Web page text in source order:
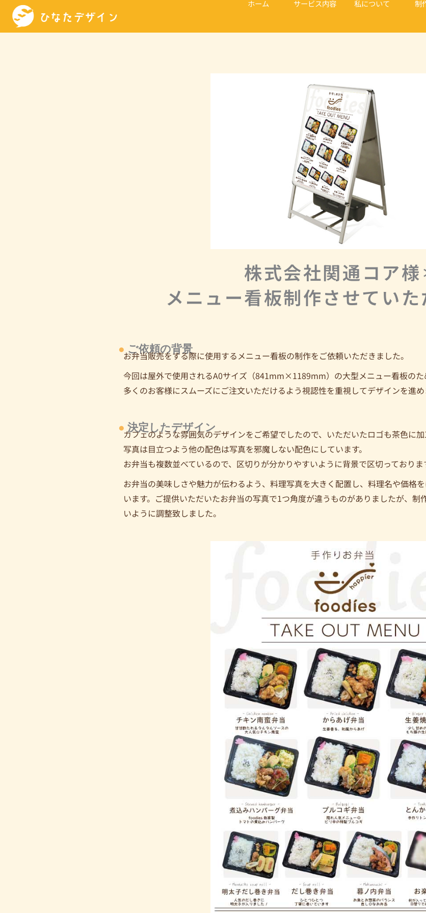
ホーム サービス内容 私について 制
株式会社関通コア様
メニュー看板制作させてい
●ご依頼の背景
お弁当販売をする際に使用するメニュー看板の制作をご依頼いただきました。
今回は屋外で使用されるA0サイズ（841mm×1189mm）の大型メニュー看板のた
多くのお客様にスムーズにご注文いただけるよう視認性を重視してデザインを進め
●決定したデザイン
カフェのような雰囲気のデザインをご希望でしたので、いただいたロゴも茶色に
写真は目立つよう他の配色は写真を邪魔しない配色にしています。
お弁当も複数並べているので、区切りが分かりやすいように背景で区切っておりま
お弁当の美味しさや魅力が伝わるよう、料理写真を大きく配置し、料理名や価格
います。ご提供いただいたお弁当の写真で1つ角度が違うものがありましたが、
いように調整致しました。